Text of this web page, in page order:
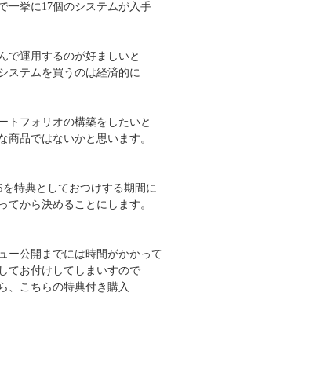
一挙に17個のシステムが入手
で運用するのが好ましいと
ステムを買うのは経済的に
トフォリオの構築をしたいと
商品ではないかと思います。
特典としておつけする期間に
てから決めることにします。
ー公開までには時間がかかって
てお付けしてしまいすので
、こちらの特典付き購入